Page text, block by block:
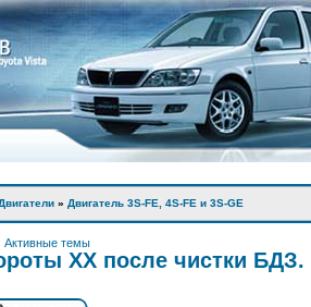
» Двигатель 3S-FE, 4S-FE и 3S-GE
Активные темы
ХХ после чистки БДЗ.